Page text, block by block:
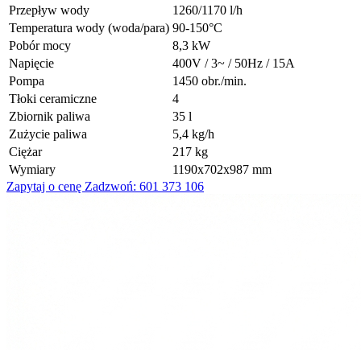
Przepływ wody
1260/1170 l/h
Temperatura wody (woda/para) 90-150°C
Pobór mocy
8,3 kW
Napięcie
400V / 3~ / 50Hz / 15A
Pompa
1450 obr./min.
Tłoki ceramiczne
4
Zbiornik paliwa
35 l
Zużycie paliwa
5,4 kg/h
Ciężar
217 kg
Wymiary
1190x702x987 mm
Zapytaj o cenę Zadzwoń: 601 373 106